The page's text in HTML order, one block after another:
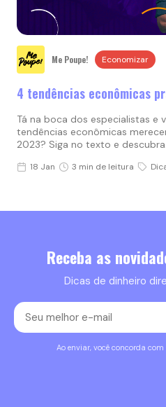
Me Poupe! Economizar
4 tendências econômicas
Tá na boca dos especialistas e
tendências econômicas
2023? Siga no texto e
18 Jan 3 min de leitura
Receba as
Dicas de dinheiro
Ao enviar, você concorda com